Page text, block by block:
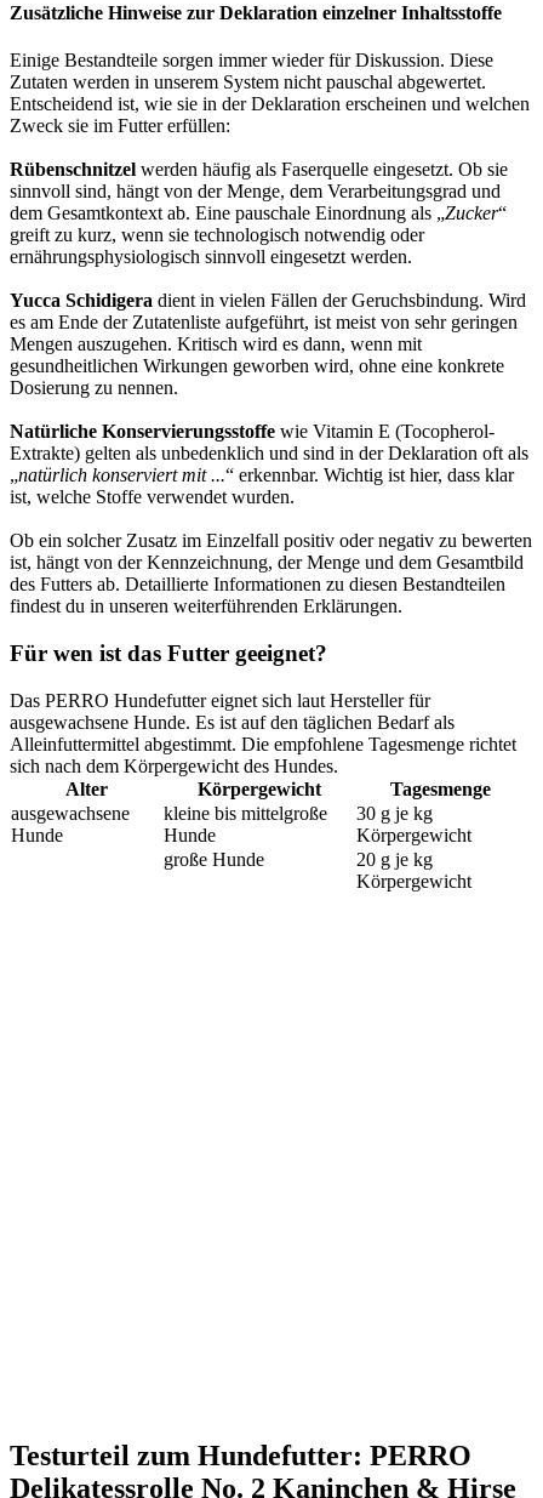
Zusätzliche Hinweise zur Deklaration einzelner Inhaltsstoffe
Einige Bestandteile sorgen immer wieder für Diskussion. Diese
Zutaten werden in unserem System nicht pauschal abgewertet.
Entscheidend ist, wie sie in der Deklaration erscheinen und welchen
Zweck sie im Futter erfüllen:
Rübenschnitzel werden häufig als Faserquelle eingesetzt. Ob sie
sinnvoll sind, hängt von der Menge, dem Verarbeitungsgrad und
dem Gesamtkontext ab. Eine pauschale Einordnung als „Zucker“
greift zu kurz, wenn sie technologisch notwendig oder
ernährungsphysiologisch sinnvoll eingesetzt werden.
Yucca Schidigera dient in vielen Fällen der Geruchsbindung. Wird
es am Ende der Zutatenliste aufgeführt, ist meist von sehr geringen
Mengen auszugehen. Kritisch wird es dann, wenn mit
gesundheitlichen Wirkungen geworben wird, ohne eine konkrete
Dosierung zu nennen.
Natürliche Konservierungsstoffe wie Vitamin E (Tocopherol-
Extrakte) gelten als unbedenklich und sind in der Deklaration oft als
„natürlich konserviert mit ...“ erkennbar. Wichtig ist hier, dass klar
ist, welche Stoffe verwendet wurden.
Ob ein solcher Zusatz im Einzelfall positiv oder negativ zu bewerten
ist, hängt von der Kennzeichnung, der Menge und dem Gesamtbild
des Futters ab. Detaillierte Informationen zu diesen Bestandteilen
findest du in unseren weiterführenden Erklärungen.
Für wen ist das Futter geeignet?
Das PERRO Hundefutter eignet sich laut Hersteller für
ausgewachsene Hunde. Es ist auf den täglichen Bedarf als
Alleinfuttermittel abgestimmt. Die empfohlene Tagesmenge richtet
sich nach dem Körpergewicht des Hundes.
Alter
Körpergewicht
Tagesmenge
ausgewachsene
Hunde
kleine bis mittelgroße
Hunde
30 g je kg
Körpergewicht
große Hunde
20 g je kg
Körpergewicht
Testurteil zum Hundefutter: PERRO
Delikatessrolle No. 2 Kaninchen & Hirse